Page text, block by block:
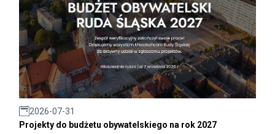
2026-07-31
Projekty do budżetu obywatelskiego na rok 2027